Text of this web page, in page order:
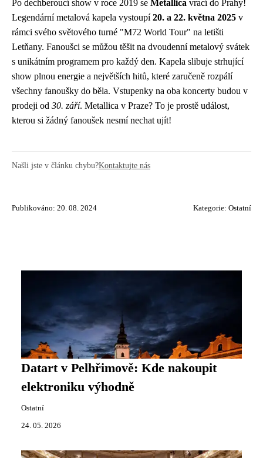
Po dechberoucí show v roce 2019 se Metallica vrací do Prahy!
Legendární metalová kapela vystoupí20. a 22. května 2025 v
rámci svého světového turné "M72 World Tour" na letišti
Letňany. Fanoušci se můžou těšit na dvoudenní metalový svátek
s unikátním programem pro každý den. Kapela slibuje strhující
show plnou energie a největších hitů, které zaručeně rozpálí
všechny fanoušky do běla. Vstupenky na oba koncerty budou v
prodeji od 30. září. Metallica v Praze? To je prostě událost,
kterou si žádný fanoušek nesmí nechat ujít!
Našli jste v článku chybu?Kontaktujte nás
Publikováno: 20. 08. 2024 Kategorie: Ostatní
Datart v Pelhřimově: Kde nakoupit
elektroniku výhodně
Ostatní
24. 05. 2026